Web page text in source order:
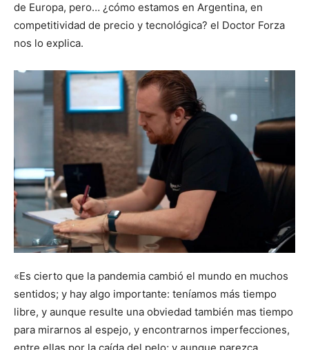
de Europa, pero… ¿cómo estamos en Argentina, en
competitividad de precio y tecnológica? el Doctor Forza
nos lo explica.
«Es cierto que la pandemia cambió el mundo en muchos
sentidos; y hay algo importante: teníamos más tiempo
libre, y aunque resulte una obviedad también mas tiempo
para mirarnos al espejo, y encontrarnos imperfecciones,